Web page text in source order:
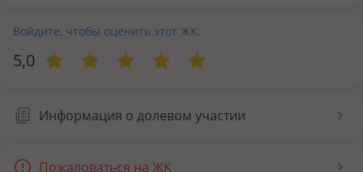
Квартиры в ЖК предлагаются 1-4 комнатные, а также в
формате пентхаусов. Планировки очень просторные,
минимальный размер однокомнатной квартиры
большие лоджии, внушительных размеров окна.
Войдите, чтобы оценить этот ЖК:
5,0
Информация о долевом участии
Пожаловаться на ЖК